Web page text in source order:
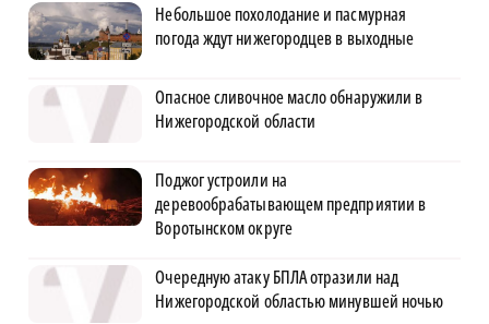
Небольшое похолодание и пасмурная
погода ждут нижегородцев в выходные
Опасное сливочное масло обнаружили в
Нижегородской области
Поджог устроили на
деревообрабатывающем предприятии в
Воротынском округе
Очередную атаку БПЛА отразили над
Нижегородской областью минувшей ночью